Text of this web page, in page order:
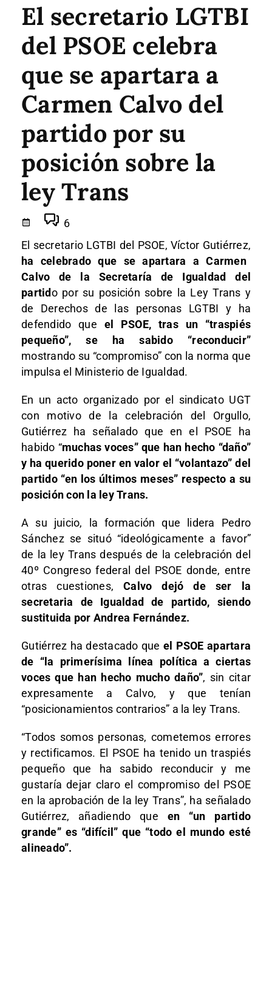
El secretario LGTBI
del PSOE celebra
que se apartara a
Carmen Calvo del
partido por su
posición sobre la
ley Trans
6
El secretario LGTBI del PSOE, Víctor Gutiérrez,
ha celebrado que se apartara a Carmen
Calvo de la Secretaría de Igualdad del
partido por su posición sobre la Ley Trans y
de Derechos de las personas LGTBI y ha
defendido que el PSOE, tras un “traspiés
pequeño”, se ha sabido “reconducir”
mostrando su “compromiso” con la norma que
impulsa el Ministerio de Igualdad.
En un acto organizado por el sindicato UGT
con motivo de la celebración del Orgullo,
Gutiérrez ha señalado que en el PSOE ha
habido “muchas voces” que han hecho “daño”
y ha querido poner en valor el “volantazo” del
partido “en los últimos meses” respecto a su
posición con la ley Trans.
A su juicio, la formación que lidera Pedro
Sánchez se situó “ideológicamente a favor”
de la ley Trans después de la celebración del
40º Congreso federal del PSOE donde, entre
otras cuestiones, Calvo dejó de ser la
secretaria de Igualdad de partido, siendo
sustituida por Andrea Fernández.
Gutiérrez ha destacado que el PSOE apartara
de “la primerísima línea política a ciertas
voces que han hecho mucho daño”, sin citar
expresamente a Calvo, y que tenían
“posicionamientos contrarios” a la ley Trans.
“Todos somos personas, cometemos errores
y rectificamos. El PSOE ha tenido un traspiés
pequeño que ha sabido reconducir y me
gustaría dejar claro el compromiso del PSOE
en la aprobación de la ley Trans”, ha señalado
Gutiérrez, añadiendo que en “un partido
grande” es “difícil” que “todo el mundo esté
alineado”.